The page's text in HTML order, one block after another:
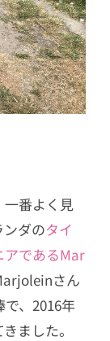
一番よく見
ダのタイ
アであるMar
さん
、2016年
ました。